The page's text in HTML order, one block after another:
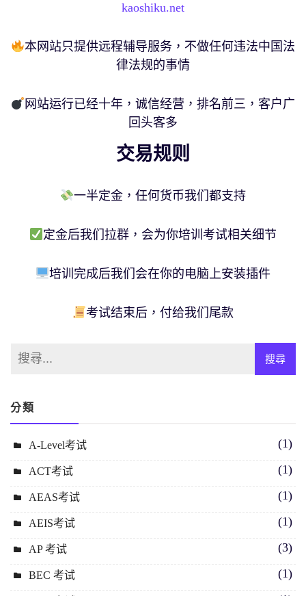
kaoshiku.net
本网站只提供远程辅导服务，不做任何违法中国法
律法规的事情
网站运行已经十年，诚信经营，排名前三，客户广
回头客多
交易规则
一半定金，任何货币我们都支持
定金后我们拉群，会为你培训考试相关细节
培训完成后我们会在你的电脑上安装插件
考试结束后，付给我们尾款
分類
A-Level考试 (1)
ACT考试 (1)
AEAS考试 (1)
AEIS考试 (1)
AP 考试 (3)
BEC 考试 (1)